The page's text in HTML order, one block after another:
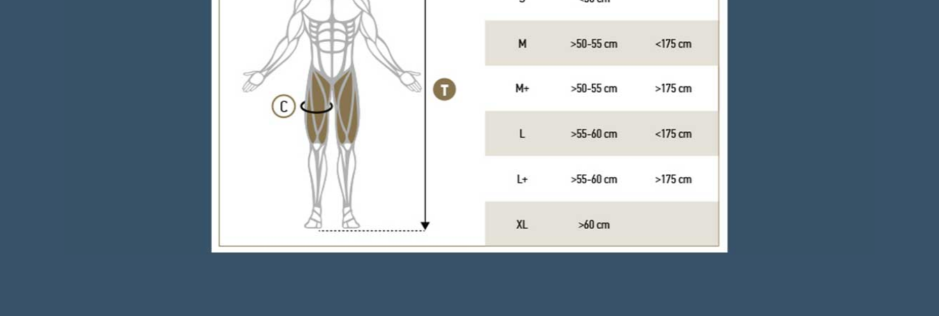
schiena).
Azione : Migliora la ventilazione.
Benefici : Allontana efficacemente il sudore dal corpo.
Cintura tecnica
Tecnica : Ampia fascia elastica in vita.
Azione : Trattiene efficacemente i pantaloncini in modo sciolto.
Benefici : Comfort ottimale durante la gara.
Bordo a costa larga
Tecnica : Striscia di scarico sul bordo superiore.
Azione : Mantiene efficacemente i pantaloncini senza effetto laccio
emostatico.